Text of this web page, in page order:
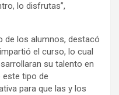
lo disfrutas”,
de los alumnos, destacó
el curso, lo cual
su talento en
tipo de
para que las y los